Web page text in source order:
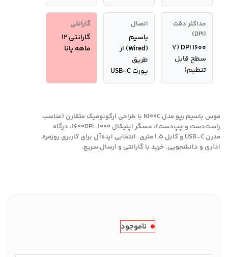
حداکثر دقت
(DPI)
۱۶۰۰ DPI
(۷
سطح قابل
تنظیم)
اتصال
باسیم
(Wired)
از
طریق
پورتUSB-C
گارانتی
گارانتی 12
ماهه پانا
موس باسیم رپو مدل N100C با طراحی ارگونومیک متقارن (مناسب
راست‌دست و چپ‌دست)، حسگر اپتیکال ۱۰۰۰-۱۶۰۰DPI، درگاه
مدرن USB-C و کابل ۱.۵ متری. انتخابی ایده‌آل برای کاربری روزمره،
اداری و دانشجویی. خرید با گارانتی و ارسال سریع.
ناموجود